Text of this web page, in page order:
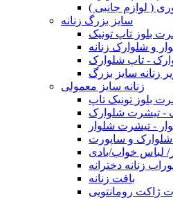
( لوازم جانبی )
سایز بزرگ زنانه
بلوز تاپ تونیک
و شلوارک زنانه
- تاپ شلوارک
زنانه سایز بزرگ
زنانه سایز معمولی
بلوز تونیک تاپ
- تیشرت شلوارک
- تیشرت شلوار
شلوارک و ساپورت
لباس خواب/بادی
زنانه دخترانه
بافت زنانه
ژاکت رومانتویی